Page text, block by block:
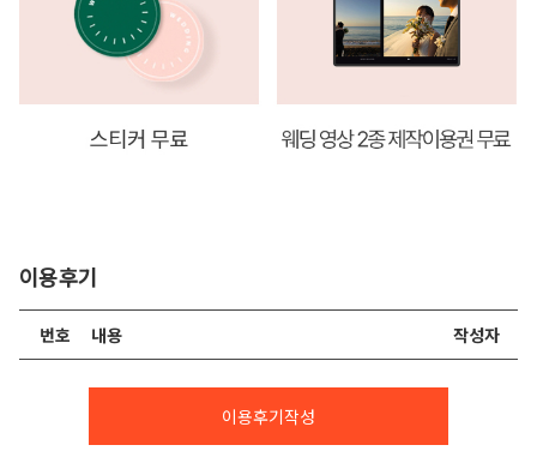
이용후기
번호 내용 작성자
이용후기작성